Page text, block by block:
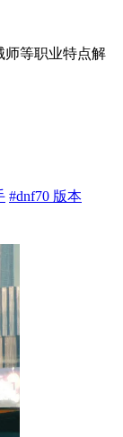
师等职业特点解
#dnf70 版本